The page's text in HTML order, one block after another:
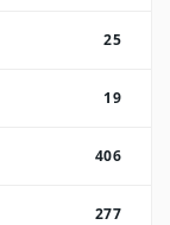
25
19
406
277